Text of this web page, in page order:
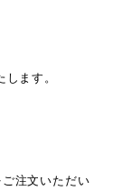
ます。
注文いただい